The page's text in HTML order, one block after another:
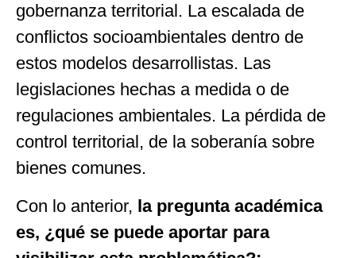
gobernanza territorial. La escalada de
conflictos socioambientales dentro de
estos modelos desarrollistas. Las
legislaciones hechas a medida o de
regulaciones ambientales. La pérdida de
control territorial, de la soberanía sobre
bienes comunes.
Con lo anterior, la pregunta académica
es, ¿qué se puede aportar para